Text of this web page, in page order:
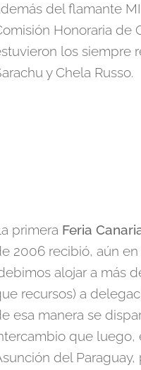
del flamante
Honoraria de
los siempre
y Chela Russo.
primera Feria
2006 recibió, aún
alojar a más
recursos) a
esa manera se
que luego,
del